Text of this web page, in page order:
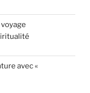
avec «